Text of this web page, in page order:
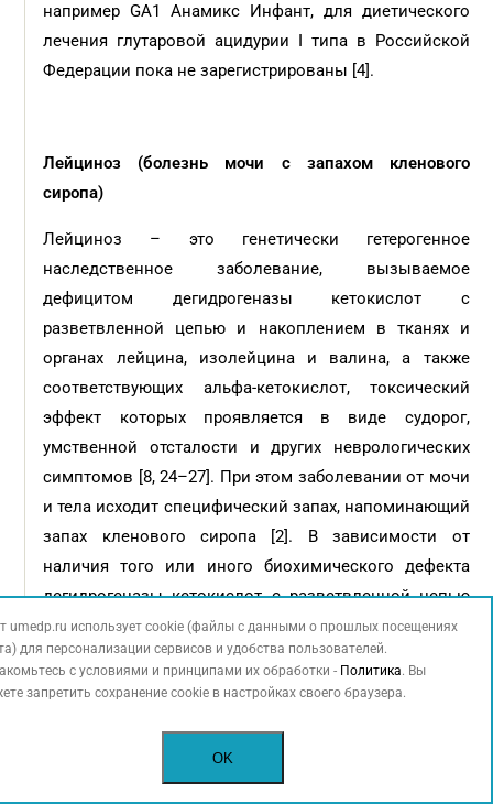
например GA1 Анамикс Инфант, для диетического
лечения глутаровой ацидурии I типа в Российской
Федерации пока не зарегистрированы [4].
Лейциноз (болезнь мочи с запахом кленового
сиропа)
Лейциноз – это генетически гетерогенное
наследственное заболевание, вызываемое
дефицитом дегидрогеназы кетокислот с
разветвленной цепью и накоплением в тканях и
органах лейцина, изолейцина и валина, а также
соответствующих альфа-кетокислот, токсический
эффект которых проявляется в виде судорог,
умственной отсталости и других неврологических
симптомов [8, 24–27]. При этом заболевании от мочи
и тела исходит специфический запах, напоминающий
запах кленового сиропа [2]. В зависимости от
наличия того или иного биохимического дефекта
дегидрогеназы кетокислот с разветвленной цепью
выделяют не менее 5 клинических форм болезни:
классическая, интермиттирующая, промежуточная,
тиаминзависимая, недостаточность липоамид
umedp.ru использует cookie (файлы с данными о прошлых посещениях
для персонализации сервисов и удобства пользователей.
с условиями и принципами их обработки - Политика. Вы
запретить сохранение cookie в настройках своего браузера.
OK